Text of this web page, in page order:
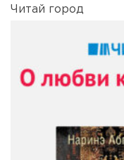
Читай город